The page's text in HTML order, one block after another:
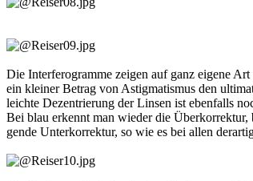
Die Interferogramme zeigen auf ganz eigene
ein kleiner Betrag von Astigmatismus den
leichte Dezentrierung der Linsen ist ebenfalls
Bei blau erkennt man wieder die
gende Unterkorrektur, so wie es bei allen